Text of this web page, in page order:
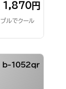
1,870円
ルでクール
b-1052qr